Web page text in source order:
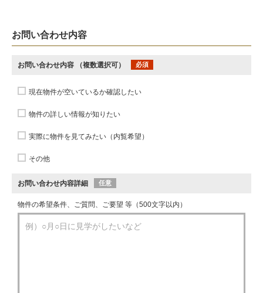
お問い合わせ内容
お問い合わせ内容 （複数選択可） 必須
現在物件が空いているか確認したい
物件の詳しい情報が知りたい
実際に物件を見てみたい（内覧希望）
その他
お問い合わせ内容詳細 任意
物件の希望条件、ご質問、ご要望 等（500文字以内）